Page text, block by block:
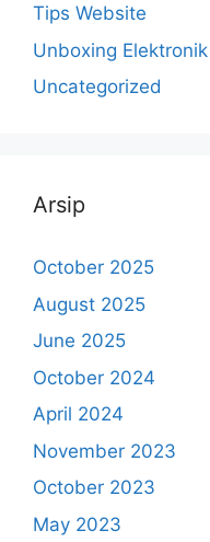
Tips Website
Unboxing Elektronik
Uncategorized
Arsip
October 2025
August 2025
June 2025
October 2024
April 2024
November 2023
October 2023
May 2023